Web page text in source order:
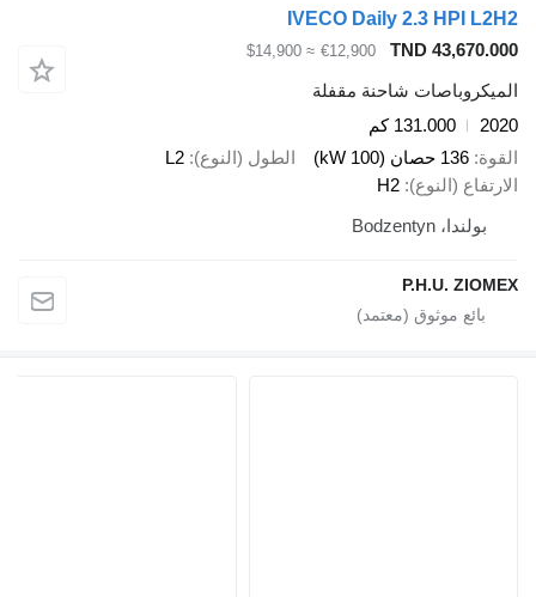
IVECO Daily 2.3 HPI
TND
€12,900
≈ $14,900
شاحنة مقفلة
131.000 كم
136 حصان (100 kW) الطول (النوع) L2
(النوع) H2
بولندا، Bodzentyn
P.H.U.